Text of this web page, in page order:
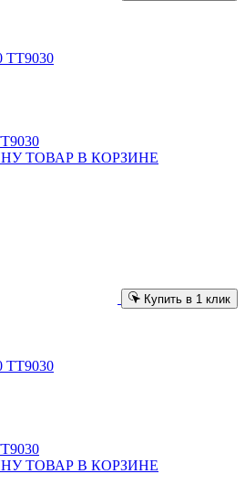
ТОВАР В КОРЗИНЕ
Купить в 1 клик
ТОВАР В КОРЗИНЕ